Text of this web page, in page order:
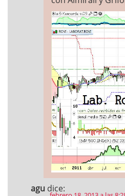
agu dice: